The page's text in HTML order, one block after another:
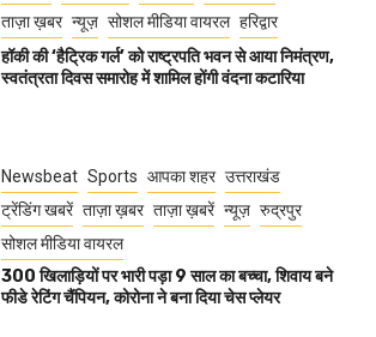
ताज़ा ख़बर न्यूज़ सोशल मीडिया वायरल हरिद्वार
हॉकी की ‘हैट्रिक गर्ल’ को राष्ट्रपति भवन से आया निमंत्रण,
स्वतंत्रता दिवस समारोह में शामिल होंगी वंदना कटारिया
Newsbeat Sports आपका शहर उत्तराखंड
ट्रेंडिंग खबरें ताज़ा ख़बर ताज़ा ख़बरें न्यूज़ रुद्रपुर
सोशल मीडिया वायरल
300 खिलाड़ियों पर भारी पड़ा 9 साल का बच्चा, शिवाय बने
फीडे रेटिंग चैंपियन, कोरोना ने बना दिया चेस प्लेयर